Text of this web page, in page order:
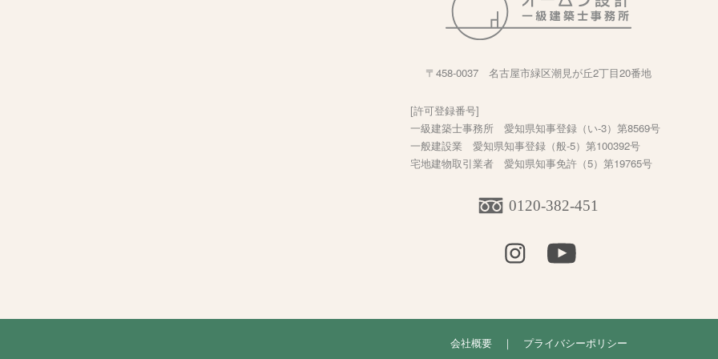
〒458-0037 名古屋市緑区潮見が丘2丁目20番地
[許可登録番号]
一級建築士事務所 愛知県知事登録（い-3）第8569号
一般建設業 愛知県知事登録（般-5）第100392号
宅地建物取引業者 愛知県知事免許（5）第19765号
0120-382-451
会社概要｜ プライバシーポリシー